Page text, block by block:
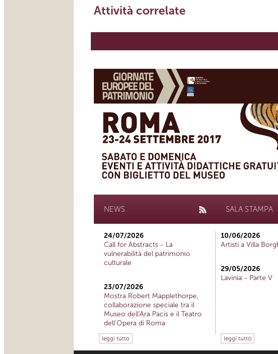
Attività correlate
NEWS
24/07/2026
Call for Abstracts - La
vulnerabilità del patrimonio
culturale
23/07/2026
Mostra Robert Mapplethorpe,
collaborazione speciale tra il
Museo dell'Ara Pacis e il Teatro
dell'Opera di Roma
leggi tutto
SALA STAMPA
10/06/2026
Artisti a Villa
29/05/2026
Lavinia - Parte V
leggi tutto